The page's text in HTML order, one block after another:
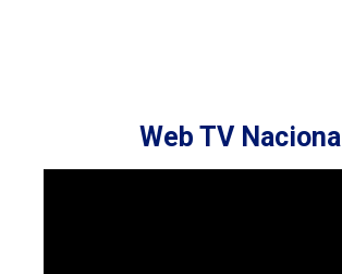
Web TV Nacional